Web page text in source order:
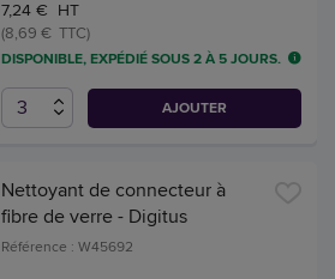
7,24 € HT
(8,69 € TTC)
DISPONIBLE, EXPÉDIÉ SOUS 2 À 5 JOURS.
AJOUTER
Nettoyant de connecteur à
fibre de verre - Digitus
Référence : W45692